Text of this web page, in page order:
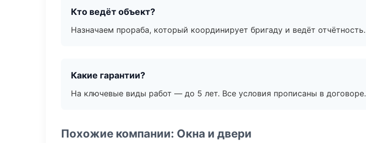
Кто ведёт объект?
Назначаем прораба, который координирует бригаду и ведёт отчётность.
Какие гарантии?
На ключевые виды работ — до 5 лет. Все условия прописаны в договоре.
Похожие компании: Окна и двери